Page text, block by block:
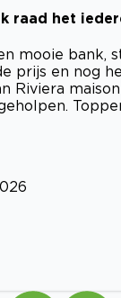
raad het
mooie bank,
prijs en nog
Riviera